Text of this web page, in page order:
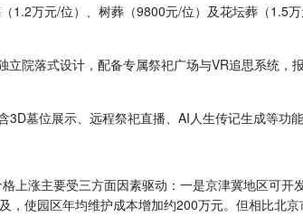
1.2万元/位）、树葬（9800元/位）及花坛葬（1.5
院落式设计，配备专属祭祀广场与VR追思系统
墓位展示、远程祭祀直播、AI人生传记生成等功
上涨主要受三方面因素驱动：一是京津冀地区可
使园区年均维护成本增加约200万元。但相比北